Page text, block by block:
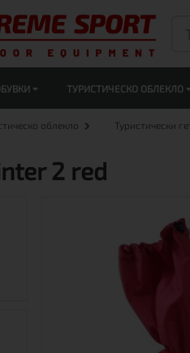
ТУРИСТИЧЕСКО ОБЛЕКЛО
облекло Туристически
2 red